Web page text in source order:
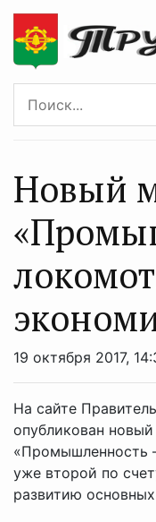
Новый
19 октября 2017,
На сайте
опубликован
«Промышленность
уже второй по
развитию